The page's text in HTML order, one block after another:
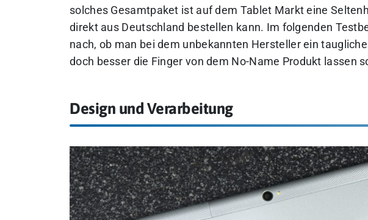
solches Gesamtpaket ist auf dem Tablet Markt eine
direkt aus Deutschland bestellen kann. Im folgenden
nach, ob man bei dem unbekannten Hersteller ein
doch besser die Finger von dem No-Name Produkt lassen
Design und Verarbeitung